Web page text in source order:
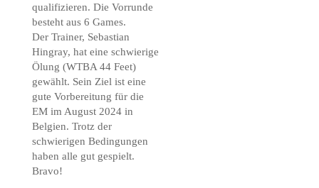
qualifizieren. Die Vorrunde
besteht aus 6 Games.
Der Trainer, Sebastian
Hingray, hat eine schwierige
Ölung (WTBA 44 Feet)
gewählt. Sein Ziel ist eine
gute Vorbereitung für die
EM im August 2024 in
Belgien. Trotz der
schwierigen Bedingungen
haben alle gut gespielt.
Bravo!